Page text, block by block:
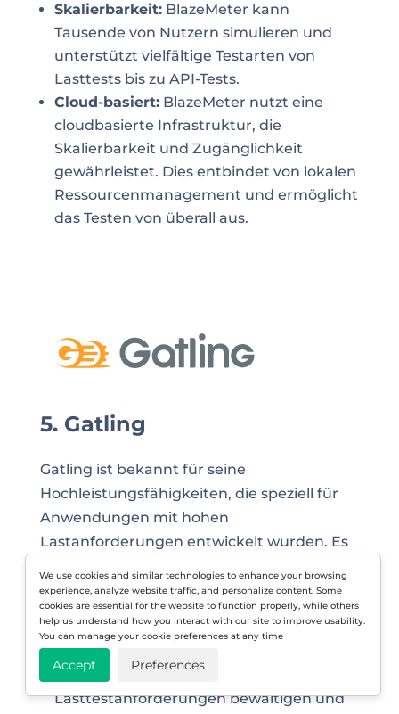
Skalierbarkeit:BlazeMeter kann
Tausende von Nutzern simulieren und
unterstützt vielfältige Testarten von
Lasttests bis zu API-Tests.
Cloud-basiert:BlazeMeter nutzt eine
cloudbasierte Infrastruktur, die
Skalierbarkeit und Zugänglichkeit
gewährleistet. Dies entbindet von lokalen
Ressourcenmanagement und ermöglicht
das Testen von überall aus.
5. Gatling
Gatling ist bekannt für seine
Hochleistungsfähigkeiten, die speziell für
Anwendungen mit hohen
Lastanforderungen entwickelt wurden. Es
Konfiguration, die Flexibilität bietet und
sich gut in Versionskontrollsysteme
integriert.
Hochleistung: Gatling kann intensive
Lasttestanforderungen bewältigen und
We use cookies and similar technologies to enhance your browsing
experience, analyze website traffic, and personalize content. Some
cookies are essential for the website to function properly, while others
help us understand how you interact with our site to improve usability.
You can manage your cookie preferences at any time
Accept Preferences